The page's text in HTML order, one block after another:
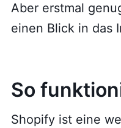
Aber erstmal
einen Blick in das
So
Shopify ist eine